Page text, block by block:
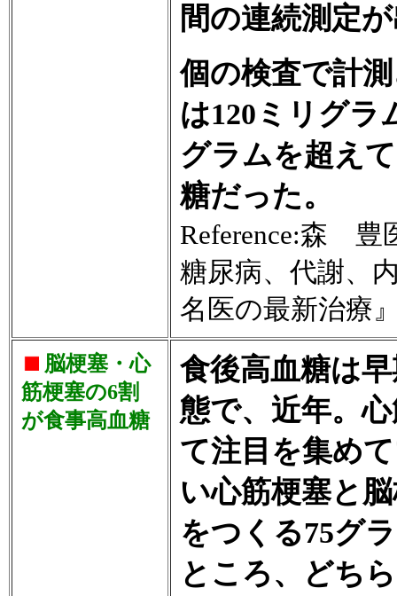
間の連続測定
個の検査で計
は120ミリグラ
グラムを超え
糖だった。
Reference:森 豊
糖尿病、代謝、
名医の最新治療
脳梗塞・心
筋梗塞の6割
が食事高血糖
食後高血糖は
態で、近年。
て注目を集め
い心筋梗塞と
をつくる75グ
ところ、どち